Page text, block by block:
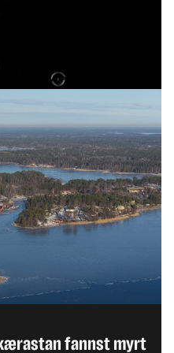
á moskítóflugum
fannst myrt